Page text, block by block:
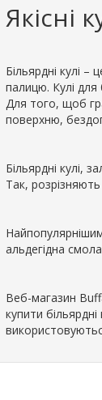
Якісні
Більярдні кулі
палицю. Кулі для
Для того, щоб
поверхню,
Більярдні кулі,
Так,
альдегідна
Веб-магазин
купити